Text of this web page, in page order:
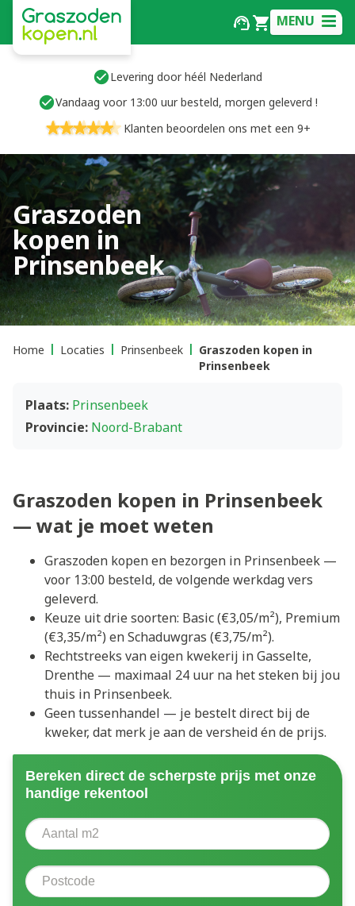
MENU
Levering door héél Nederland
Vandaag voor 13:00 uur besteld, morgen geleverd !
Klanten beoordelen ons met een 9+
Graszoden
kopen in
Prinsenbeek
Home Locaties Prinsenbeek
Graszoden kopen in
Prinsenbeek
Plaats: Prinsenbeek
Provincie: Noord-Brabant
Graszoden kopen in Prinsenbeek
— wat je moet weten
Graszoden kopen en bezorgen in Prinsenbeek —
voor 13:00 besteld, de volgende werkdag vers
geleverd.
Keuze uit drie soorten: Basic (€3,05/m²), Premium
(€3,35/m²) en Schaduwgras (€3,75/m²).
Rechtstreeks van eigen kwekerij in Gasselte,
Drenthe — maximaal 24 uur na het steken bij jou
thuis in Prinsenbeek.
Geen tussenhandel — je bestelt direct bij de
kweker, dat merk je aan de versheid én de prijs.
Bereken direct de scherpste prijs met onze
handige rekentool
Aantal vierkante meter
Postcode